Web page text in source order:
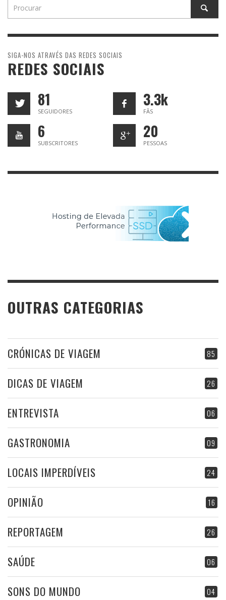
SIGA-NOS ATRAVÉS DAS REDES SOCIAIS
REDES SOCIAIS
81
SEGUIDORES
3.3k
FÃS
6
SUBSCRITORES
20
PESSOAS
OUTRAS CATEGORIAS
85
CRÓNICAS DE VIAGEM
26
DICAS DE VIAGEM
06
ENTREVISTA
09
GASTRONOMIA
24
LOCAIS IMPERDÍVEIS
16
OPINIÃO
26
REPORTAGEM
06
SAÚDE
04
SONS DO MUNDO